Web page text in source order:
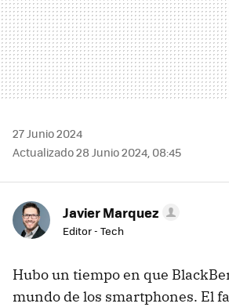
27 Junio 2024
Actualizado 28 Junio 2024, 08:45
Javier Marquez
Editor - Tech
Hubo un tiempo en que
mundo de los smartphones. El